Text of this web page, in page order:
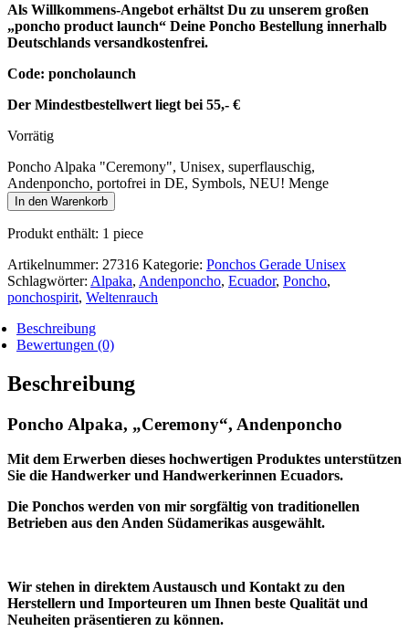
Als Willkommens-Angebot erhältst Du zu unserem großen
„poncho product launch“ Deine Poncho Bestellung innerhalb
Deutschlands versandkostenfrei.
Code: poncholaunch
Der Mindestbestellwert liegt bei 55,- €
Vorrätig
Poncho Alpaka "Ceremony", Unisex, superflauschig,
Andenponcho, portofrei in DE, Symbols, NEU! Menge
In den Warenkorb
Produkt enthält: 1 piece
Artikelnummer: 27316 Kategorie: Ponchos Gerade Unisex
Schlagwörter: Alpaka, Andenponcho, Ecuador, Poncho,
ponchospirit, Weltenrauch
Beschreibung
Bewertungen (0)
Beschreibung
Poncho Alpaka, „Ceremony“, Andenponcho
Mit dem Erwerben dieses hochwertigen Produktes unterstützen
Sie die Handwerker und Handwerkerinnen Ecuadors.
Die Ponchos werden von mir sorgfältig von traditionellen
Betrieben aus den Anden Südamerikas ausgewählt.
Wir stehen in direktem Austausch und Kontakt zu den
Herstellern und Importeuren um Ihnen beste Qualität und
Neuheiten präsentieren zu können.